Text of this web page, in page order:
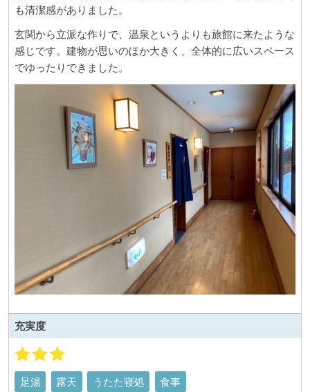
も清潔感がありました。
玄関から立派な作りで、温泉というよりも旅館に来たような
感じです。建物が思いのほか大きく、全体的に広いスペース
でゆったりできました。
充実度
足湯 露天 うたた寝処 食事